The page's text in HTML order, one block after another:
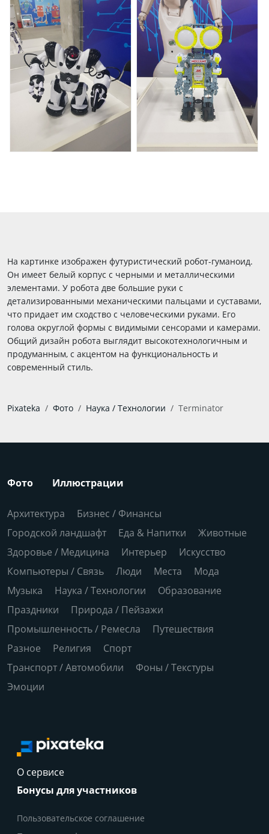
На картинке изображен футуристический робот-гуманоид.
Он имеет белый корпус с черными и металлическими
элементами. У робота две большие руки с
детализированными механическими пальцами и суставами,
что придает им сходство с человеческими руками. Его
голова округлой формы с видимыми сенсорами и камерами.
Общий дизайн робота выглядит высокотехнологичным и
продуманным, с акцентом на функциональность и
современный стиль.
Pixateka Фото Наука / Технологии Terminator
Фото Иллюстрации
Архитектура
Бизнес / Финансы
Городской ландшафт
Еда & Напитки
Животные
Здоровье / Медицина
Интерьер
Искусство
Компьютеры / Связь
Люди Места
Мода
Музыка
Наука / Технологии
Образование
Праздники
Природа / Пейзажи
Промышленность / Ремесла
Путешествия
Разное
Религия
Спорт
Транспорт / Автомобили
Фоны / Текстуры
Эмоции
О сервисе
Бонусы для участников
Пользовательское соглашение